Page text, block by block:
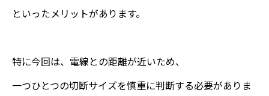
といったメリットがあります。
特に今回は、電線との距離が近いため、
一つひとつの切断サイズを慎重に判断する必要がありま